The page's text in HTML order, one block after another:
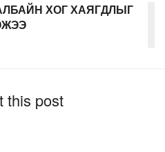
ХОГ ХАЯГДЛЫГ
this post